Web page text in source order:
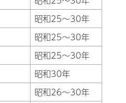
昭和25～30年
昭和25～30年
昭和25～30年
昭和30年
昭和26～30年